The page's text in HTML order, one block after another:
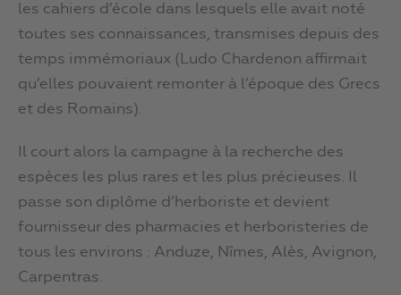
les cahiers d’école dans lesquels elle avait noté
toutes ses connaissances, transmises depuis des
temps immémoriaux (Ludo Chardenon affirmait
qu’elles pouvaient remonter à l’époque des Grecs
et des Romains).
Il court alors la campagne à la recherche des
espèces les plus rares et les plus précieuses. Il
passe son diplôme d’herboriste et devient
fournisseur des pharmacies et herboristeries de
tous les environs : Anduze, Nîmes, Alès, Avignon,
Carpentras.